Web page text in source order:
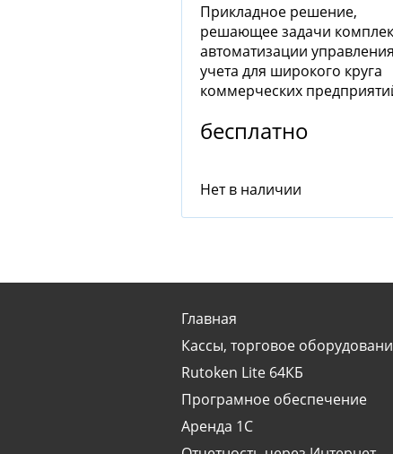
Прикладное решение,
решающее задачи
автоматизации
учета для широкого круга
коммерческих
бесплатно
Нет в наличии
Главная
Кассы, торговое
Rutoken Lite 64КБ
Програмное обеспечение
Аренда 1С